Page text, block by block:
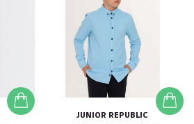
JUNIOR REPUBLIC